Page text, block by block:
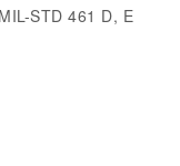
STD 461 D, E